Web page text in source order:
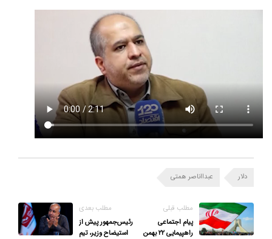
دلار عبدااناصر همتی
مطلب قبلی
پیام اجتماعی
راهپیمایی ۲۲ بهمن
مطلب بعدی
رئیس‌جمهور پیش از
استیضاح وزیر، تیم